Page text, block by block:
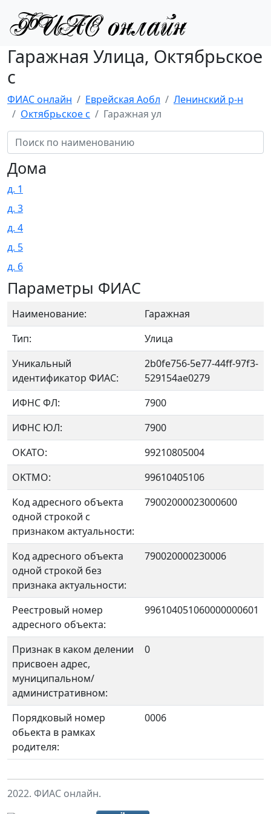
Гаражная Улица, Октябрьское
с
ФИАС онлайн Еврейская Аобл
Ленинский р-н
Октябрьское с
Гаражная ул
Дома
д. 1
д. 3
д. 4
д. 5
д. 6
Параметры ФИАС
Наименование:
Гаражная
Тип:
Улица
Уникальный
идентификатор ФИАС:
2b0fe756-5e77-44ff-97f3-
529154ae0279
ИФНС ФЛ:
7900
ИФНС ЮЛ:
7900
ОКАТО:
99210805004
OKTMO:
99610405106
Код адресного объекта
одной строкой с
признаком актуальности:
79002000023000600
Код адресного объекта
одной строкой без
признака актуальности:
790020000230006
Реестровый номер
адресного объекта:
996104051060000000601
Признак в каком делении
присвоен адрес,
муниципальном/
административном:
0
Порядковый номер
обьекта в рамках
родителя:
0006
2022. ФИАС онлайн.